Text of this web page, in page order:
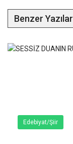
Benzer Yazılar
Edebiyat/Şiir